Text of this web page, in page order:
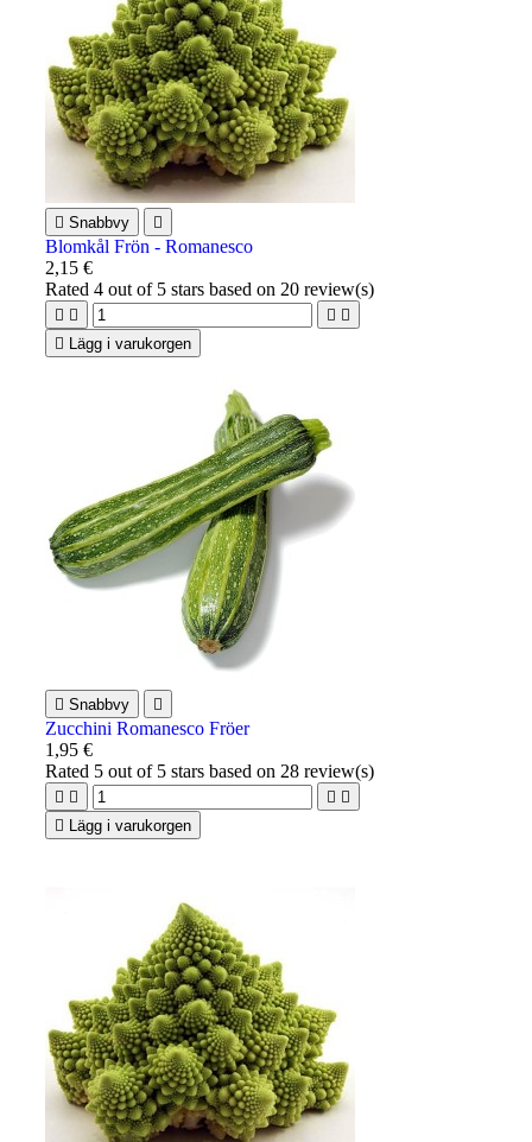
 Snabbvy 
Blomkål Frön - Romanesco
2,15 €
Rated4 out of 5 stars based on 20 review(s)
   
 Lägg i varukorgen
 Snabbvy 
Zucchini Romanesco Fröer
1,95 €
Rated 5 out of 5 stars based on 28 review(s)
   
 Lägg i varukorgen